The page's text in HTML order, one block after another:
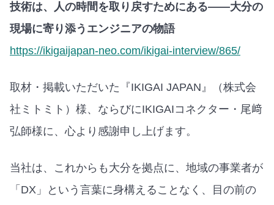
技術は、人の時間を取り戻すためにある——大分の
現場に寄り添うエンジニアの物語
https://ikigaijapan-neo.com/ikigai-interview/865/
取材・掲載いただいた『IKIGAI JAPAN』（株式会
社ミトミト）様、ならびにIKIGAIコネクター・尾﨑
弘師様に、心より感謝申し上げます。
当社は、これからも大分を拠点に、地域の事業者が
「DX」という言葉に身構えることなく、目の前の